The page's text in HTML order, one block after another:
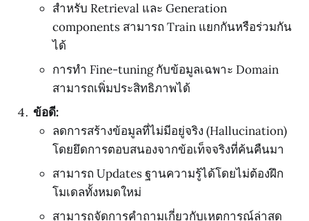
สำหรับ Retrieval และ Generation
components สามารถ Train แยกกันหรือร่วมกัน
ได้
การทำ Fine-tuning กับข้อมูลเฉพาะ Domain
สามารถเพิ่มประสิทธิภาพได้
ข้อดี:
ลดการสร้างข้อมูลที่ไม่มีอยู่จริง (Hallucination)
โดยยึดการตอบสนองจากข้อเท็จจริงที่ค้นคืนมา
สามารถ Updates ฐานความรู้ได้โดยไม่ต้องฝึก
โมเดลทั้งหมดใหม่
สามารถจัดการคำถามเกี่ยวกับเหตุการณ์ล่าสุด